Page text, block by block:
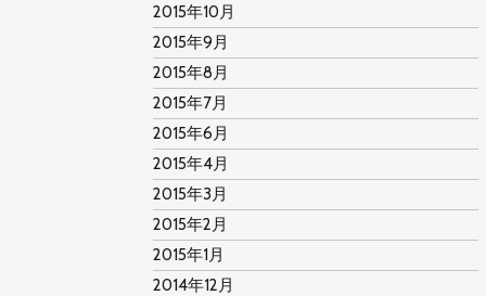
2015年10月
2015年9月
2015年8月
2015年7月
2015年6月
2015年4月
2015年3月
2015年2月
2015年1月
2014年12月